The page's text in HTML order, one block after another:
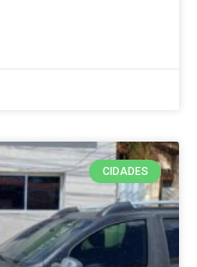
CIDADES